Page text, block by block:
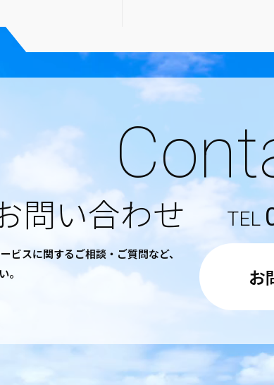
問い合わせ
ビスに関するご相談・ご質問など、
。
お